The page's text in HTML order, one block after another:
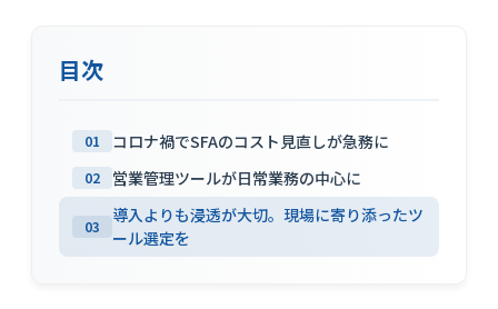
目次
01 コロナ禍でSFAのコスト見直しが急務に
02 営業管理ツールが日常業務の中心に
03
導入よりも浸透が大切。現場に寄り添ったツ
ール選定を